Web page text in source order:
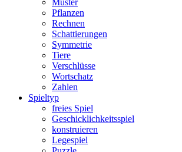
Muster
Pflanzen
Rechnen
Schattierungen
Symmetrie
Tiere
Verschlüsse
Wortschatz
Zahlen
Spieltyp
freies Spiel
Geschicklichkeitsspiel
konstruieren
Legespiel